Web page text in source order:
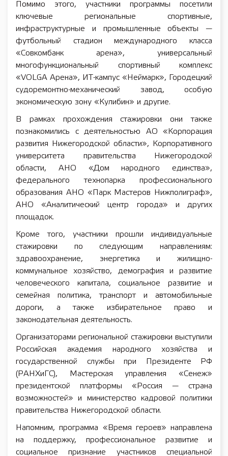
Помимо этого, участники программы посетили
ключевые региональные спортивные,
инфраструктурные и промышленные объекты —
футбольный стадион международного класса
«Совкомбанк арена», универсальный
многофункциональный спортивный комплекс
«VOLGA Арена», ИТ-кампус «Неймарк», Городецкий
судоремонтно-механический завод, особую
экономическую зону «Кулибин» и другие.
В рамках прохождения стажировки они также
познакомились с деятельностью АО «Корпорация
развития Нижегородской области», Корпоративного
университета правительства Нижегородской
области, АНО «Дом народного единства»,
федерального технопарка профессионального
образования АНО «Парк Мастеров Нижполиграф»,
АНО «Аналитический центр города» и других
площадок.
Кроме того, участники прошли индивидуальные
стажировки по следующим направлениям:
здравоохранение, энергетика и жилищно-
коммунальное хозяйство, демография и развитие
человеческого капитала, социальное развитие и
семейная политика, транспорт и автомобильные
дороги, а также избирательное право и
законодательная деятельность.
Организаторами региональной стажировки выступили
Российская академия народного хозяйства и
государственной службы при Президенте РФ
(РАНХиГС), Мастерская управления «Сенеж»
президентской платформы «Россия — страна
возможностей» и министерство кадровой политики
правительства Нижегородской области.
Напомним, программа «Время героев» направлена
на поддержку, профессиональное развитие и
социальное признание участников специальной